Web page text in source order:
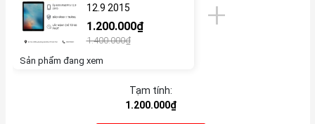
12.9 2015
1.200.000₫
1.400.000₫
Sản phẩm đang xem
Tạm tính:
1.200.000₫